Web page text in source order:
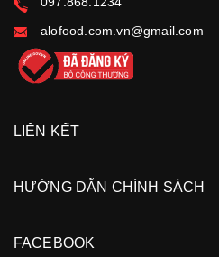
alofood.com.vn@gmail.com
LIÊN KẾT
HƯỚNG DẪN CHÍNH SÁCH
FACEBOOK